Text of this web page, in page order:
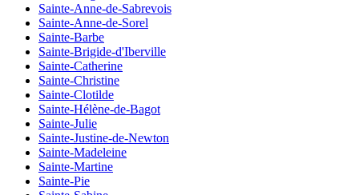
Sainte-Anne-de-Sabrevois
Sainte-Anne-de-Sorel
Sainte-Barbe
Sainte-Brigide-d'Iberville
Sainte-Catherine
Sainte-Christine
Sainte-Clotilde
Sainte-Hélène-de-Bagot
Sainte-Julie
Sainte-Justine-de-Newton
Sainte-Madeleine
Sainte-Martine
Sainte-Pie